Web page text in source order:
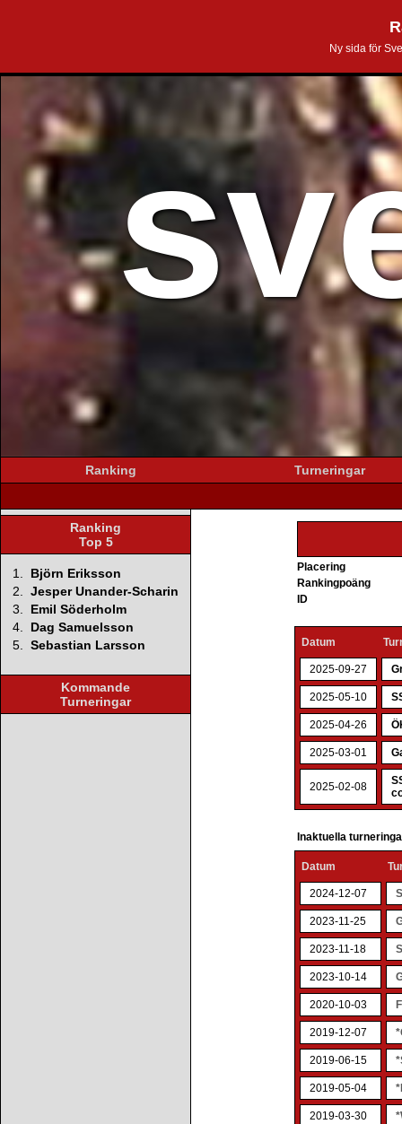
Ny sida för
Ranking Turneringar
Ranking
Top 5
1.
Björn Eriksson
2. Jesper Unander-Scharin
3.
Emil Söderholm
4.
Dag Samuelsson
5. Sebastian Larsson
Kommande
Turneringar
Placering
Rankingpoäng
ID
Datum
2025-09-27
2025-05-10
2025-04-26
2025-03-01
2025-02-08
Inaktuella
Datum
2024-12-07
2023-11-25
2023-11-18
2023-10-14
2020-10-03
2019-12-07
2019-06-15
2019-05-04
2019-03-30